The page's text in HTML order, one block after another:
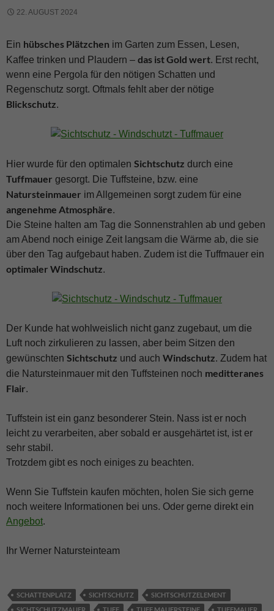
22. AUGUST 2024
Ein hübsches Plätzchen im Garten zum Essen, Lesen,
Kaffee trinken und Plaudern – das ist Gold wert. Erst recht,
wenn eine Pergola für den nötigen Schatten und
Regenschutz sorgt. Oftmals fehlt aber der nötige
Blickschutz.
Hier wurde für den optimalen Sichtschutz durch eine
Tuffmauer gesorgt. Die Tuffsteine, bzw. eine
Natursteinmauer im Allgemeinen sorgt zudem für eine
angenehme Atmosphäre.
Die Steine halten am Tag die Sonnenstrahlen ab und geben
am Abend noch einige Zeit langsam die Wärme ab, die sie
über den Tag aufgebaut haben. Zudem ist die Tuffmauer ein
optimaler Windschutz.
Der Kunde hat wohlweislich nicht ganz zugebaut, um die
Luft noch zirkulieren zu lassen, aber beim Sitzen den
gewünschten Sichtschutz und auch Windschutz. Zudem hat
die Natursteinmauer mit den Tuffsteinen noch meditteranes
Flair.
Tuffstein ist ein ganz besonderer Stein. Nass ist er noch
leicht zu verarbeiten, aber sobald er ausgehärtet ist, ist er
sehr stabil.
Trotzdem gibt es noch einiges zu beachten.
Wenn Sie Tuffstein kaufen möchten, holen Sie sich gerne
noch weitere Informationen bei uns. Oder gerne direkt ein
Angebot.
Ihr Werner Natursteinteam
SCHATTENPLATZ SICHTSCHUTZ
SICHTSCHUTZELEMENT
SICHTSCHUTZMAUER
TUFF TUFF MAUERSTEINE TUFFMAUER